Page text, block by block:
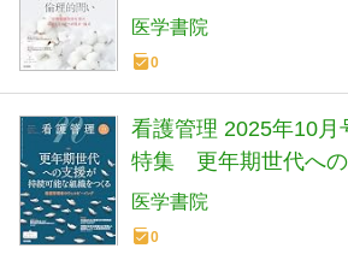
の倫理的問い―診療報
踏まえておくべき視点
医学書院
0
看護管理 2025年10月
特集 更年期世代への
な組織をつくる―看護
ビーイング
医学書院
0